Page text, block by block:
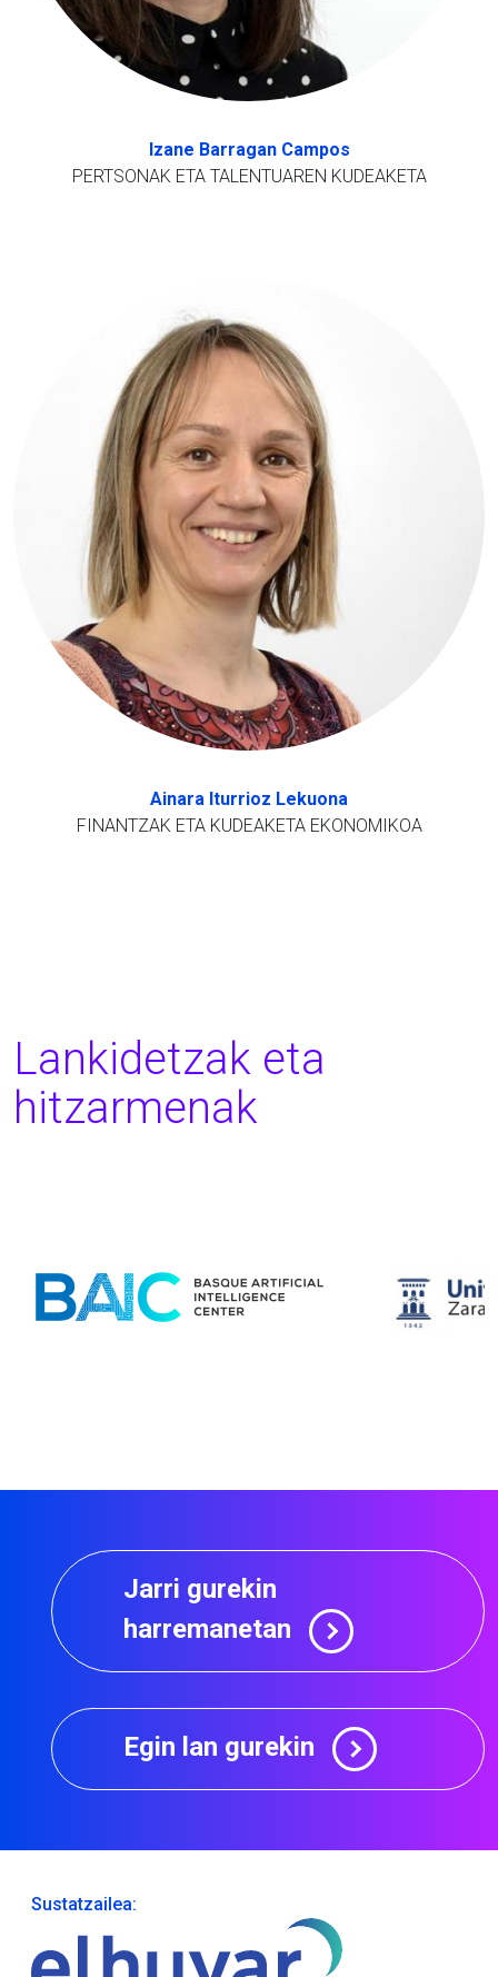
Izane Barragan Campos
PERTSONAK ETA TALENTUAREN KUDEAKETA
Ainara Iturrioz Lekuona
FINANTZAK ETA KUDEAKETA EKONOMIKOA
Lankidetzak eta
hitzarmenak
Jarri gurekin
harremanetan
Egin lan gurekin
Sustatzailea: